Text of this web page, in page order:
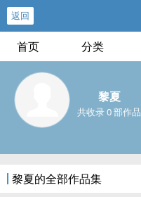
返回
首页 分类
黎夏
共收录 0 部作品
黎夏的全部作品集